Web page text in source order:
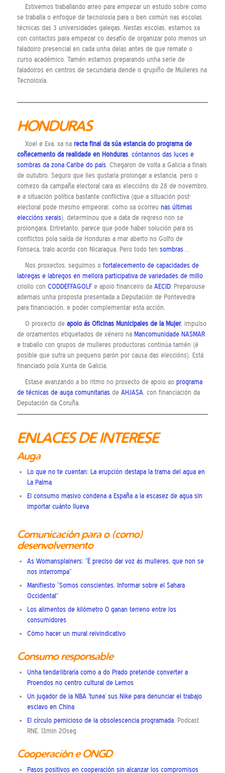
Estivemos traballando arreo para empezar un estudo sobre como
se traballa o enfoque de tecnoloxía para o ben común nas escolas
técnicas das 3 universidades galegas. Nestas escolas, estamos xa
con contactos para empezar co desafío de organizar polo menos un
faladoiro presencial en cada unha delas antes de que remate o
curso académico. Tamén estamos preparando unha serie de
faladoiros en centros de secundaria dende o grupiño de Mulleres na
Tecnoloxía.
HONDURAS
Xoel e Eva, xa na recta final da súa estancia do programa de
coñecemento da realidade en Honduras, cóntannos das luces e
sombras da zona Caribe do país. Chegaron de volta a Galicia a finais
de outubro. Seguro que lles gustaría prolongar a estancia, pero o
comezo da campaña electoral cara as eleccións do 28 de novembro,
e a situación política bastante conflictiva (que a situación post-
electoral pode mesmo empeorar, como xa ocorreu nas últimas
eleccións xerais), determinou que a data de regreso non se
prolongara. Entretanto, parece que pode haber solución para os
conflictos pola saída de Honduras a mar aberto no Golfo de
Fonseca, tralo acordo con Nicaragua. Pero todo ten sombras…
Nos proxectos, seguimos o fortalecemento de capacidades de
labregas e labregos en mellora participativa de variedades de millo
criollo con CODDEFFAGOLFe apoio financeiro da AECID. Preparouse
ademais unha proposta presentada a Deputación de Pontevedra
para financiación, e poder complementar esta acción.
O proxecto de apoio ás Oficinas Municipales de la Mujer, impulso
de orzamentos etiquetados de xénero na Mancomunidade NASMAR
e traballo con grupos de mulleres productoras continúa tamén (é
posible que sufra un pequeno parón por causa das eleccións). Está
financiado pola Xunta de Galicia.
Estase avanzando a bo ritmo no proxecto de apoio ao programa
de técnicas de auga comunitariasde AHJASA, con financiación da
Deputación da Coruña.
ENLACES DE INTERESE
Auga
Lo que no te cuentan: La erupción destapa la trama del agua en
La Palma
El consumo masivo condena a España a la escasez de agua sin
importar cuánto llueva
Comunicación para o (como)
desenvolvemento
As Womansplainers: “É preciso dar voz ás mulleres, que non se
nos interrompa”
Manifiesto “Somos conscientes. Informar sobre el Sahara
Occidental”
Los alimentos de kilómetro 0 ganan terreno entre los
consumidores
Cómo hacer un mural reivindicativo
Consumo responsable
Unha tenda-libraría como a do Prado pretende converter a
Proendos no centro cultural de Lemos
Un jugador de la NBA ‘tunea’ sus Nike para denunciar el trabajo
esclavo en China
El círculo pernicioso de la obsolescencia programada. Podcast
RNE. 13min 20seg
Cooperación e ONGD
Pasos positivos en cooperación sin alcanzar los compromisos